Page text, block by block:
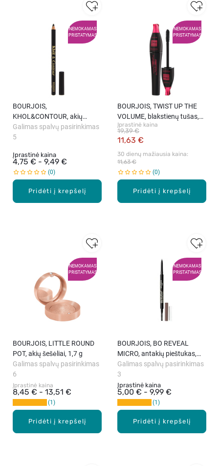
NEMOKAMAS
PRISTATYMAS
Pridėti į krepšelį
BOURJOIS,
KHOL&CONTOUR, akių
pieštukas, 1,2 g
Įprastinė kaina
4,75 € - 9,49 €
Galimas spalvų pasirinkimas
5
0
NEMOKAMAS
PRISTATYMAS
Pridėti į krepšelį
BOURJOIS, TWIST UP THE
VOLUME, blakstienų tušas,
juodas, 8 ml
Įprastinė kaina
11,63 €
19,39 €
30 dienų mažiausia kaina:
11,63 €
0
NEMOKAMAS
PRISTATYMAS
Pridėti į krepšelį
BOURJOIS, LITTLE ROUND
POT, akių šešėliai, 1,7 g
Įprastinė kaina
8,45 € - 13,51 €
Galimas spalvų pasirinkimas
6
1
NEMOKAMAS
PRISTATYMAS
Pridėti į krepšelį
BOURJOIS, BO REVEAL
MICRO, antakių pieštukas,
0.35 g
Įprastinė kaina
5,00 € - 9,99 €
Galimas spalvų pasirinkimas
3
1